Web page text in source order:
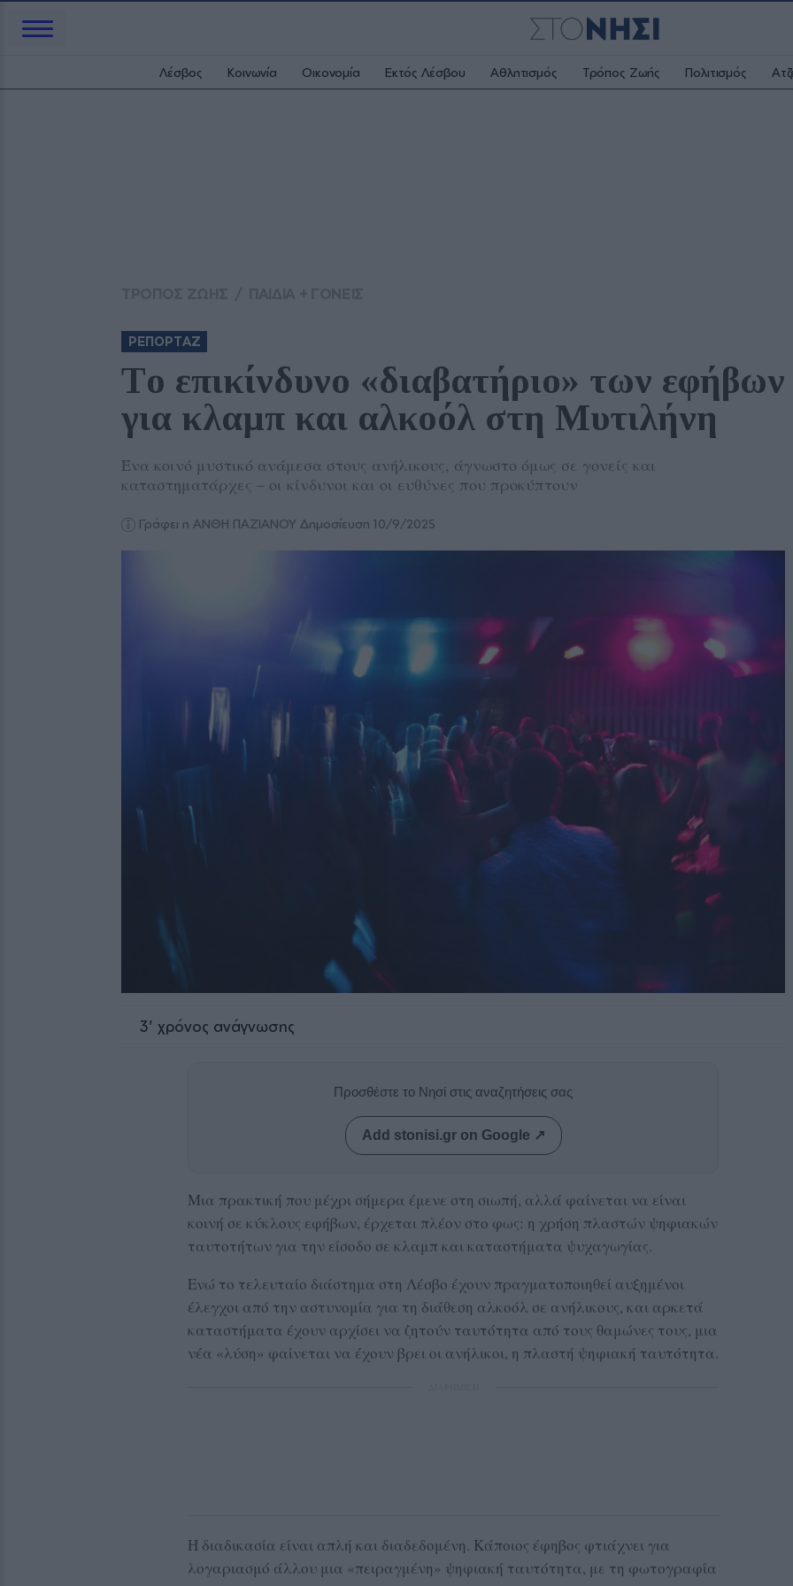
Λέσβος Κοινωνία Οικονομία Εκτός Λέσβου Αθλητισμός Τρόπος Ζωής Πολιτισμός
ΡΕΠΟΡΤΑΖ
Tο επικίνδυνο «διαβατήριο» των εφήβων
για κλαμπ και αλκοόλ στη Μυτιλήνη
Ένα κοινό μυστικό ανάμεσα στους ανήλικους, άγνωστο όμως σε γονείς και
καταστηματάρχες – οι κίνδυνοι και οι ευθύνες που προκύπτουν
Γράφει η ΑΝΘΗ ΠΑΖΙΑΝΟΥ Δημοσίευση 10/9/2025
3' χρόνος ανάγνωσης
Προσθέστε το Νησί στις αναζητήσεις σας
Add stonisi.gr on Google ↗
Μια πρακτική που μέχρι σήμερα έμενε στη σιωπή, αλλά φαίνεται να είναι
κοινή σε κύκλους εφήβων, έρχεται πλέον στο φως: η χρήση πλαστών ψηφιακών
ταυτοτήτων για την είσοδο σε κλαμπ και καταστήματα ψυχαγωγίας.
Ενώ το τελευταίο διάστημα στη Λέσβο έχουν πραγματοποιηθεί αυξημένοι
έλεγχοι από την αστυνομία για τη διάθεση αλκοόλ σε ανήλικους, και αρκετά
καταστήματα έχουν αρχίσει να ζητούν ταυτότητα από τους θαμώνες τους, μια
νέα «λύση» φαίνεται να έχουν βρει οι ανήλικοι, η πλαστή ψηφιακή ταυτότητα.
Η διαδικασία είναι απλή και διαδεδομένη. Κάποιος έφηβος φτιάχνει για
λογαριασμό άλλου μια «πειραγμένη» ψηφιακή ταυτότητα, με τη φωτογραφία